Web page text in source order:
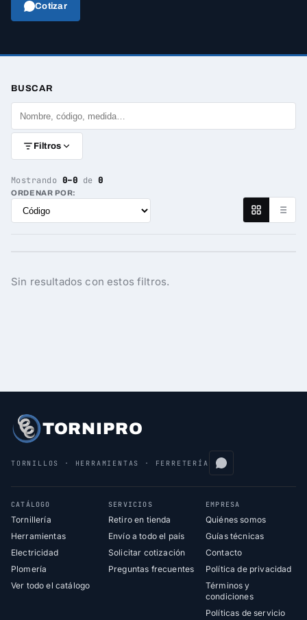
Cotizar
BUSCAR
Filtros
Mostrando 0–0 de0
ORDENAR POR:
Sin resultados con estos filtros.
TORNIPRO
TORNILLOS · HERRAMIENTAS · FERRETERÍA
CATÁLOGO
Tornillería
Herramientas
Electricidad
Plomería
Ver todo el catálogo
SERVICIOS
Retiro en tienda
Envío a todo el país
Solicitar cotización
Preguntas frecuentes
EMPRESA
Quiénes somos
Guías técnicas
Contacto
Política de privacidad
Términos y
condiciones
Políticas de servicio